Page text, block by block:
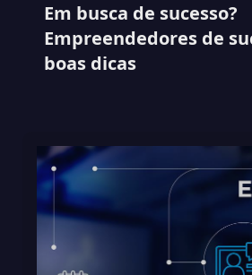
Em busca de sucesso?
Empreendedores de
boas dicas